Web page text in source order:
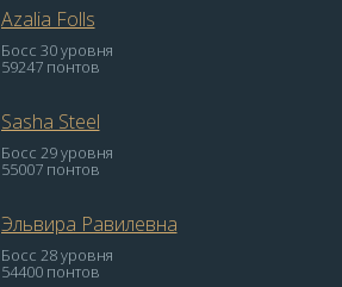
Azalia Folls
Босс 30 уровня
59247 понтов
Sasha Steel
Босс 29 уровня
55007 понтов
Эльвира Равилевна
Босс 28 уровня
54400 понтов